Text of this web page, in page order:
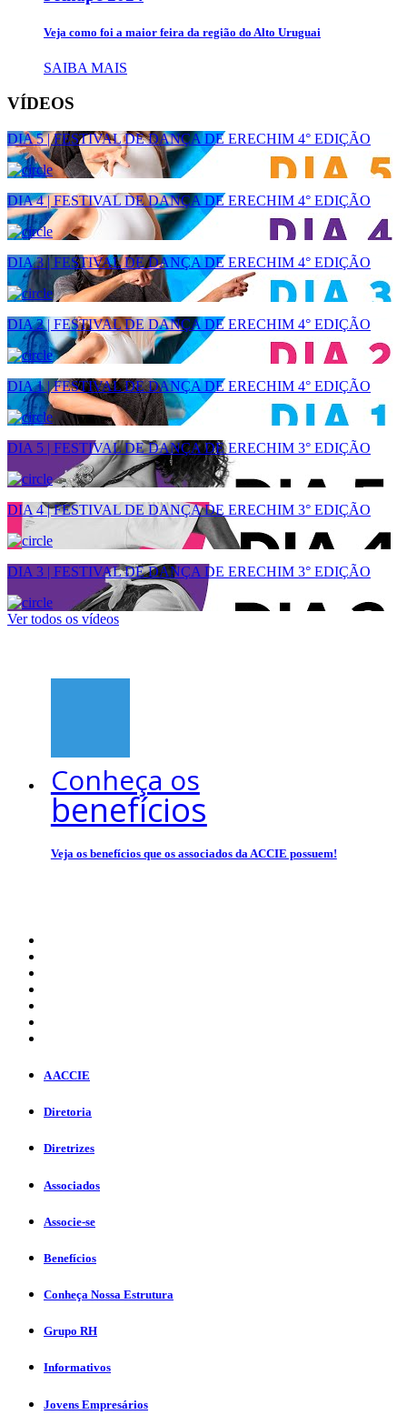
Veja como foi a maior feira da região do Alto Uruguai
SAIBA MAIS
VÍDEOS
DIA 5 | FESTIVAL DE DANÇA DE ERECHIM 4° EDIÇÃO
DIA 4 | FESTIVAL DE DANÇA DE ERECHIM 4° EDIÇÃO
DIA 3 | FESTIVAL DE DANÇA DE ERECHIM 4° EDIÇÃO
DIA 2 | FESTIVAL DE DANÇA DE ERECHIM 4° EDIÇÃO
DIA 1 | FESTIVAL DE DANÇA DE ERECHIM 4° EDIÇÃO
DIA 5 | FESTIVAL DE DANÇA DE ERECHIM 3° EDIÇÃO
DIA 4 | FESTIVAL DE DANÇA DE ERECHIM 3° EDIÇÃO
DIA 3 | FESTIVAL DE DANÇA DE ERECHIM 3° EDIÇÃO
Ver todos os vídeos
Conheça os
benefícios
Veja os benefícios que os associados da ACCIE possuem!
A ACCIE
Diretoria
Diretrizes
Associados
Associe-se
Benefícios
Conheça Nossa Estrutura
Grupo RH
Informativos
Jovens Empresários